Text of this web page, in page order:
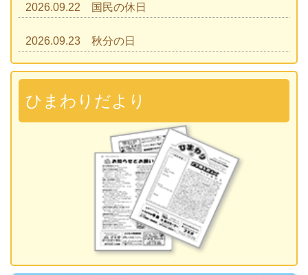
2026.09.22 国民の休日
2026.09.23 秋分の日
2026.09.28 運動会
準備説明会
ひまわりだより